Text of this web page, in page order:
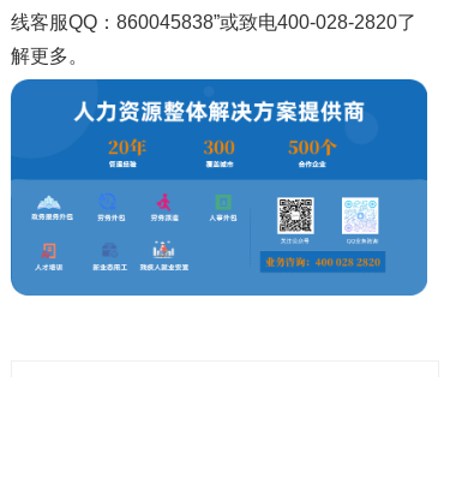
线客服QQ：860045838”或致电400-028-2820了
解更多。